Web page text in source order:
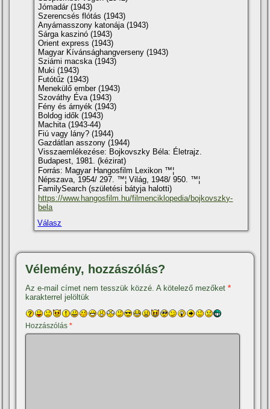
Jómadár (1943)
Szerencsés flótás (1943)
Anyámasszony katonája (1943)
Sárga kaszinó (1943)
Orient express (1943)
Magyar Kí­vánsághangverseny (1943)
Sziámi macska (1943)
Muki (1943)
Futótűz (1943)
Menekülő ember (1943)
Szováthy Éva (1943)
Fény és árnyék (1943)
Boldog idők (1943)
Machita (1943-44)
Fiú vagy lány? (1944)
Gazdátlan asszony (1944)
Visszaemlékezése: Bojkovszky Béla: Életrajz.
Budapest, 1981. (kézirat)
Forrás: Magyar Hangosfilm Lexikon ™¦
Népszava, 1954/ 297. ™¦ Világ, 1948/ 950. ™¦
FamilySearch (születési bátyja halotti)
https://www.hangosfilm.hu/filmenciklopedia/bojkovszky-
bela
Válasz
Vélemény, hozzászólás?
Az e-mail címet nem tesszük közzé. A kötelező mezőket*
karakterrel jelöltük
Hozzászólás*